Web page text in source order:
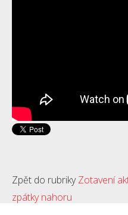
Zpět do rubriky Zotavení
zpátky nahoru